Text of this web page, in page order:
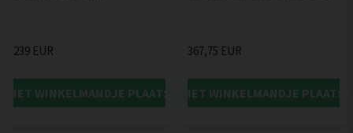
239 EUR
HET WINKELMANDJE PLAATSEN
367,75 EUR
IN HET WINKELMANDJE